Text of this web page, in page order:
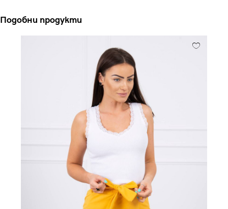
Подобни продукти